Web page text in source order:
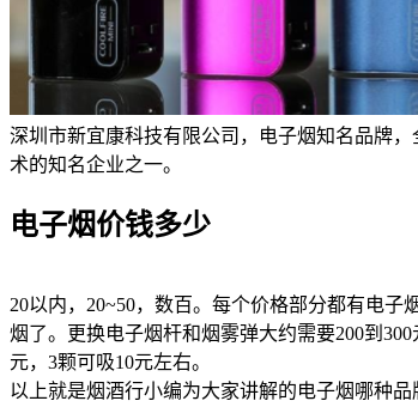
深圳市新宜康科技有限公司，电子烟知名品牌
术的知名企业之一。
电子烟价钱多少
20以内，20~50，数百。每个价格部分都有电
烟了。更换电子烟杆和烟雾弹大约需要200到
元，3颗可吸10元左右。
以上就是烟酒行小编为大家讲解的电子烟哪种